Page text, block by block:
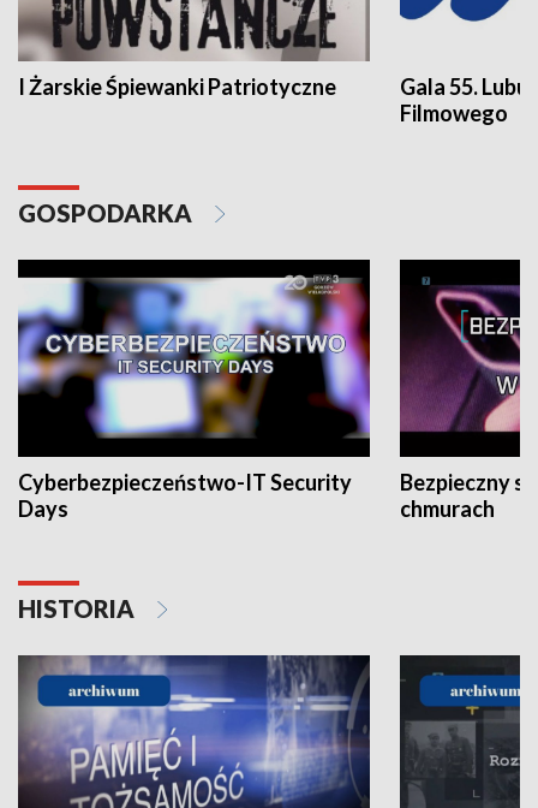
I Żarskie Śpiewanki Patriotyczne
Gala 55.
Filmowego
GOSPODARKA
Cyberbezpieczeństwo-IT Security
Days
Bezpieczny
chmurach
HISTORIA